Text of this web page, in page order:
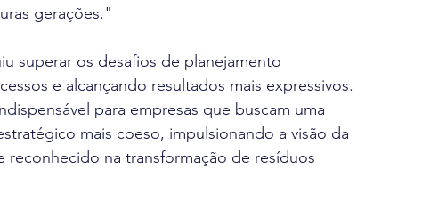
gerações."
superar os desafios de planejamento
e alcançando resultados mais expressivos.
para empresas que buscam uma
mais coeso, impulsionando a visão da
na transformação de resíduos